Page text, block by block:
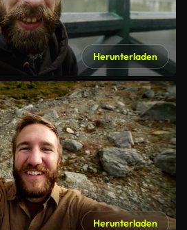
Herunterladen
Herunterladen